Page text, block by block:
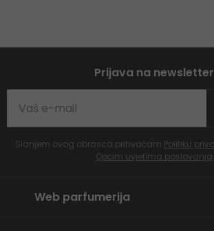
Prijava na newsletter
Slanjem ovog obrasca prihvaćam Politiku
Općim uvjetima poslovanja
Web parfumerija